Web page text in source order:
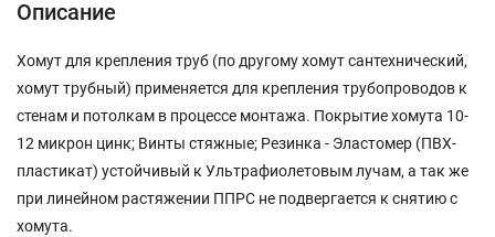
Описание
Хомут для крепления труб (по другому хомут сантехнический,
хомут трубный) применяется для крепления трубопроводов к
стенам и потолкам в процессе монтажа. Покрытие хомута 10-
12 микрон цинк; Винты стяжные; Резинка - Эластомер (ПВХ-
пластикат) устойчивый к Ультрафиолетовым лучам, а так же
при линейном растяжении ППРС не подвергается к снятию с
хомута.